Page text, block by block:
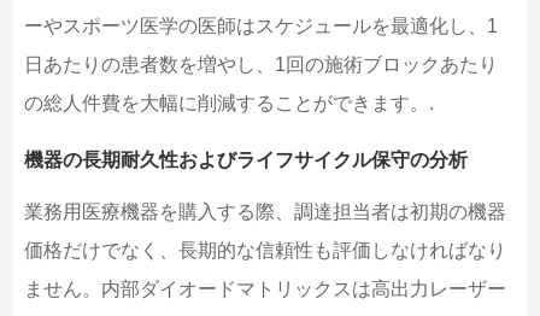
ーやスポーツ医学の医師はスケジュールを最適化し、1
日あたりの患者数を増やし、1回の施術ブロックあたり
の総人件費を大幅に削減することができます。.
機器の長期耐久性およびライフサイクル保守の分析
業務用医療機器を購入する際、調達担当者は初期の機器
価格だけでなく、長期的な信頼性も評価しなければなり
ません。内部ダイオードマトリックスは高出力レーザー